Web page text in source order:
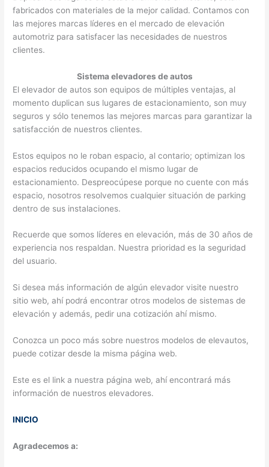
fabricados con materiales de la mejor calidad. Contamos con
las mejores marcas líderes en el mercado de elevación
automotriz para satisfacer las necesidades de nuestros
clientes.
Sistema elevadores de autos
El elevador de autos son equipos de múltiples ventajas, al
momento duplican sus lugares de estacionamiento, son muy
seguros y sólo tenemos las mejores marcas para garantizar la
satisfacción de nuestros clientes.
Estos equipos no le roban espacio, al contario; optimizan los
espacios reducidos ocupando el mismo lugar de
estacionamiento. Despreocúpese porque no cuente con más
espacio, nosotros resolvemos cualquier situación de parking
dentro de sus instalaciones.
Recuerde que somos líderes en elevación, más de 30 años de
experiencia nos respaldan. Nuestra prioridad es la seguridad
del usuario.
Si desea más información de algún elevador visite nuestro
sitio web, ahí podrá encontrar otros modelos de sistemas de
elevación y además, pedir una cotización ahí mismo.
Conozca un poco más sobre nuestros modelos de elevautos,
puede cotizar desde la misma página web.
Este es el link a nuestra página web, ahí encontrará más
información de nuestros elevadores.
INICIO
Agradecemos a: